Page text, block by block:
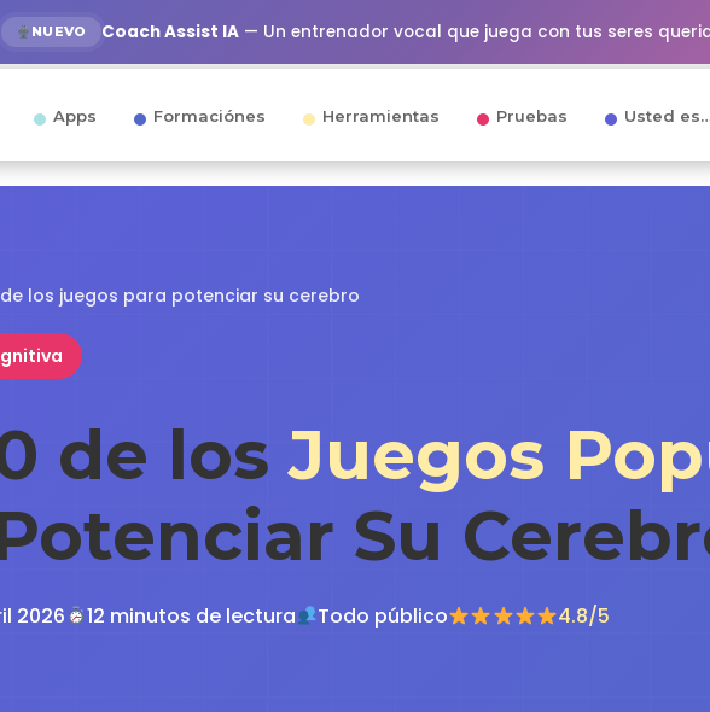
NUEVO Coach Assist IA— Un entrenador vocal que juega con tus seres
Apps Formaciónes Herramientas Pruebas Usted
de los juegos para potenciar su cerebro
de losJuegos
Su
2026 12 minutos de lectura Todo público 4.8/5